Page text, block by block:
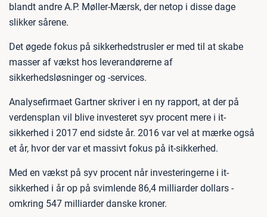
blandt andre A.P. Møller-Mærsk, der netop i disse dage
slikker sårene.
Det øgede fokus på sikkerhedstrusler er med til at skabe
masser af vækst hos leverandørerne af
sikkerhedsløsninger og -services.
Analysefirmaet Gartner skriver i en ny rapport, at der på
verdensplan vil blive investeret syv procent mere i it-
sikkerhed i 2017 end sidste år. 2016 var vel at mærke også
et år, hvor der var et massivt fokus på it-sikkerhed.
Med en vækst på syv procent når investeringerne i it-
sikkerhed i år op på svimlende 86,4 milliarder dollars -
omkring 547 milliarder danske kroner.